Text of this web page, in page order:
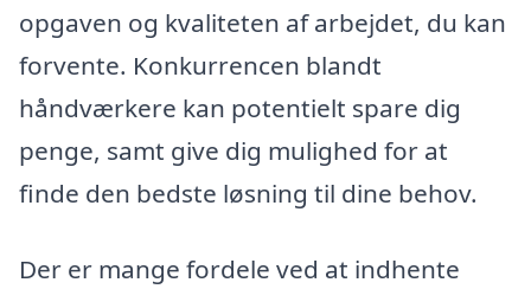
opgaven og kvaliteten af arbejdet, du kan
forvente. Konkurrencen blandt
håndværkere kan potentielt spare dig
penge, samt give dig mulighed for at
finde den bedste løsning til dine behov.
Der er mange fordele ved at indhente